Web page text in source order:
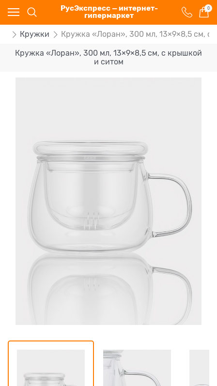
РусЭкспресс — интернет-
гипермаркет
0
Кружки Кружка «Лоран», 300 мл, 13×9×8,5 см, с
Кружка «Лоран», 300 мл, 13×9×8,5 см, с крышкой
и ситом